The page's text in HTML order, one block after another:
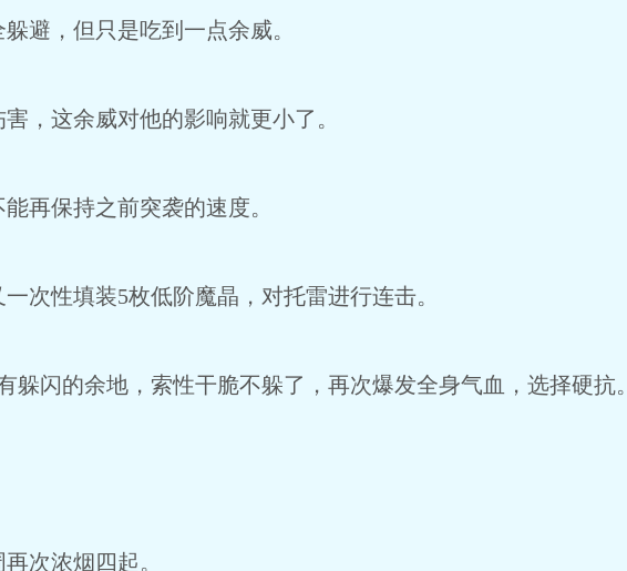
避，但只是吃到一点余威。
，这余威对他的影响就更小了。
再保持之前突袭的速度。
次性填装5枚低阶魔晶，对托雷进行连击。
躲闪的余地，索性干脆不躲了，再次爆发全身气血，选择硬抗。
次浓烟四起。